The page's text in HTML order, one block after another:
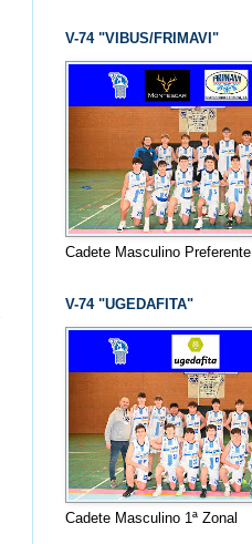
V-74 "VIBUS/FRIMAVI"
Cadete Masculino Preferente
V-74 "UGEDAFITA"
Cadete Masculino 1ª Zonal